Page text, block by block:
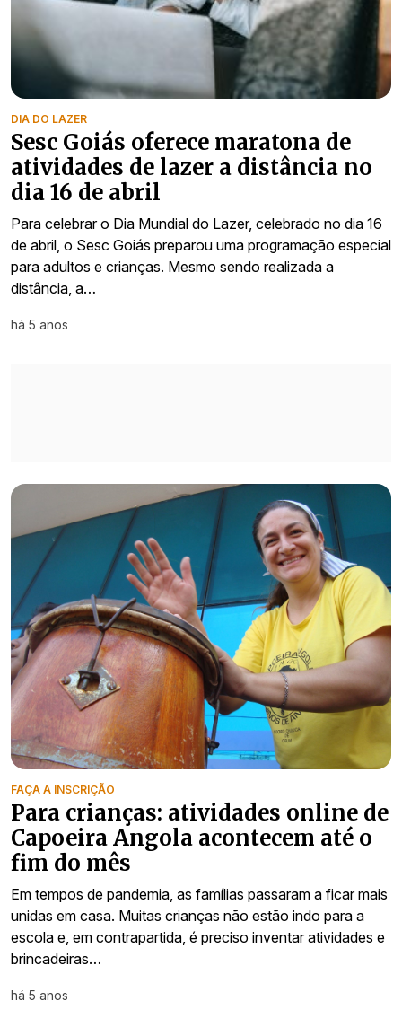
DIA DO LAZER
Sesc Goiás oferece maratona de
atividades de lazer a distância no
dia 16 de abril
Para celebrar o Dia Mundial do Lazer, celebrado no dia 16
de abril, o Sesc Goiás preparou uma programação especial
para adultos e crianças. Mesmo sendo realizada a
distância, a…
há 5 anos
FAÇA A INSCRIÇÃO
Para crianças: atividades online de
Capoeira Angola acontecem até o
fim do mês
Em tempos de pandemia, as famílias passaram a ficar mais
unidas em casa. Muitas crianças não estão indo para a
escola e, em contrapartida, é preciso inventar atividades e
brincadeiras…
há 5 anos